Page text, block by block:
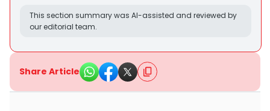
This section summary was AI-assisted and reviewed by
our editorial team.
Share Article